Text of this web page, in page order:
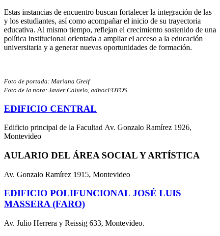
Estas instancias de encuentro buscan fortalecer la integración de las
y los estudiantes, así como acompañar el inicio de su trayectoria
educativa. Al mismo tiempo, reflejan el crecimiento sostenido de una
política institucional orientada a ampliar el acceso a la educación
universitaria y a generar nuevas oportunidades de formación.
Foto de portada: Mariana Greif
Foto de la nota: Javier Calvelo, adhocFOTOS
EDIFICIO CENTRAL
Edificio principal de la Facultad Av. Gonzalo Ramírez 1926,
Montevideo
AULARIO DEL ÁREA SOCIAL Y ARTÍSTICA
Av. Gonzalo Ramírez 1915, Montevideo
EDIFICIO POLIFUNCIONAL JOSÉ LUIS
MASSERA (FARO)
Av. Julio Herrera y Reissig 633, Montevideo.